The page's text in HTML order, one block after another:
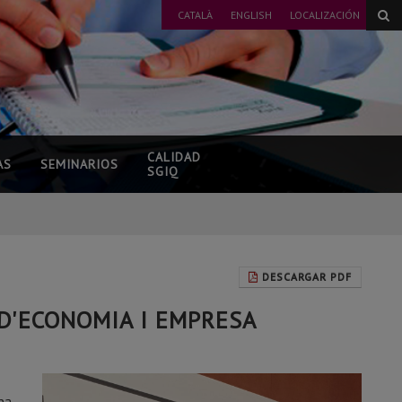
CATALÀ ENGLISH LOCALIZACIÓN
SEMINARIOS
CALIDAD
SGIQ
DESCARGAR PDF
I EMPRESA